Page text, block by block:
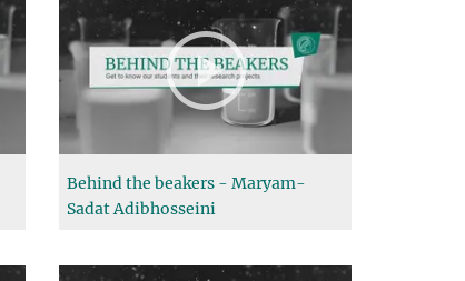
Behind the beakers - Maryam-
Sadat Adibhosseini